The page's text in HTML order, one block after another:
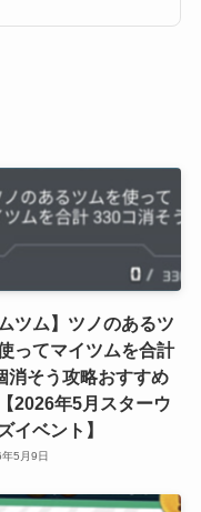
ムツム】ツノのあるツ
ってマイツムを合計
消そう攻略おすすめ
2026年5月スターウ
イベント】
5月9日